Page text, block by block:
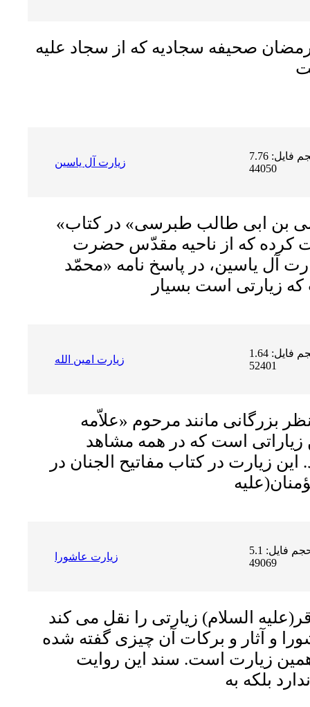
صحيفه سجاديه كه از سجاد عليه
زيارت آل ياسين
حجم فایل: 7.76 MB | دریافت ها:
44050
«شیخ جلیل، احمد بن على بن ابى طالب طبرسى» در کتاب
کرده که از ناحیه مقدّس حضرت
آل ياسين، در پاسخ نامه «محمّد
زيارت امين الله
حجم فایل: 1.64 MB | دریافت ها:
52401
بزرگانى مانند مرحوم «علاّمه
زیاراتى است که در همه مشاهد
زیارت در كتاب مفاتيح الجنان در
زيارت عاشورا
حجم فایل: 5.1 MB | دریافت ها:
49069
السلام) زیارتى را نقل مى کند
و آثار و برکات آن چیزى گفته شده
زیارت است. سند این روایت